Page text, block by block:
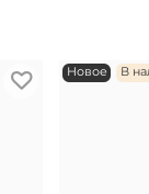
Новое В